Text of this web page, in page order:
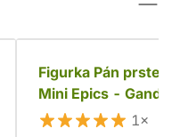
Figurka Pán prstenů
Mini Epics - Gandalf
Šedý
1×